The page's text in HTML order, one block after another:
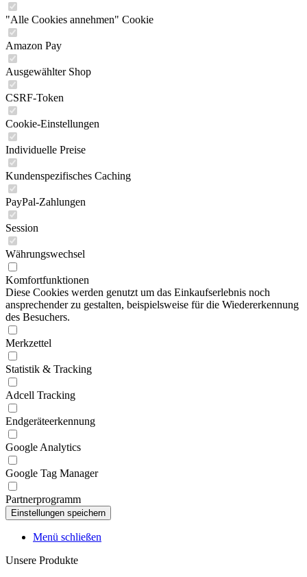
"Alle Cookies annehmen" Cookie
Amazon Pay
Ausgewählter Shop
CSRF-Token
Cookie-Einstellungen
Individuelle Preise
Kundenspezifisches Caching
PayPal-Zahlungen
Session
Währungswechsel
Komfortfunktionen
Diese Cookies werden genutzt um das Einkaufserlebnis noch
ansprechender zu gestalten, beispielsweise für die Wiedererkennung
des Besuchers.
Merkzettel
Statistik & Tracking
Adcell Tracking
Endgeräteerkennung
Google Analytics
Google Tag Manager
Partnerprogramm
Menü schließen
Unsere Produkte